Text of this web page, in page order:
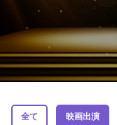
全て 映画出演